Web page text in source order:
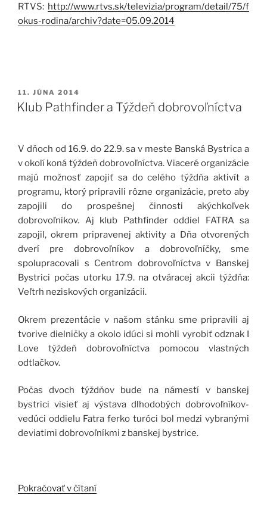
RTVS: http://www.rtvs.sk/televizia/program/detail/75/f
okus-rodina/archiv?date=05.09.2014
PUBLIKOVANÉ
11. JÚNA 2014
Klub Pathfinder a Týždeň dobrovoľníctva
V dňoch od 16.9. do 22.9. sa v meste Banská Bystrica a
v okolí koná týždeň dobrovoľníctva. Viaceré organizácie
majú možnosť zapojiť sa do celého týždňa aktivít a
programu, ktorý pripravili rôzne organizácie, preto aby
zapojili do prospešnej činnosti akýchkoľvek
dobrovoľníkov. Aj klub Pathfinder oddiel FATRA sa
zapojil, okrem pripravenej aktivity a Dňa otvorených
dverí pre dobrovoľníkov a dobrovoľníčky, sme
spolupracovali s Centrom dobrovoľníctva v Banskej
Bystrici počas utorku 17.9. na otváracej akcii týždňa:
Veľtrh neziskových organizácii.
Okrem prezentácie v našom stánku sme pripravili aj
tvorive dielničky a okolo idúci si mohli vyrobiť odznak I
Love týždeň dobrovoľníctva pomocou vlastných
odtlačkov.
Počas dvoch týždňov bude na námestí v banskej
bystrici visieť aj výstava dlhodobých dobrovoľníkov-
vedúci oddielu Fatra ferko turóci bol medzi vybranými
deviatimi dobrovoľníkmi z banskej bystrice.
Pokračovať v čítaní„Klub